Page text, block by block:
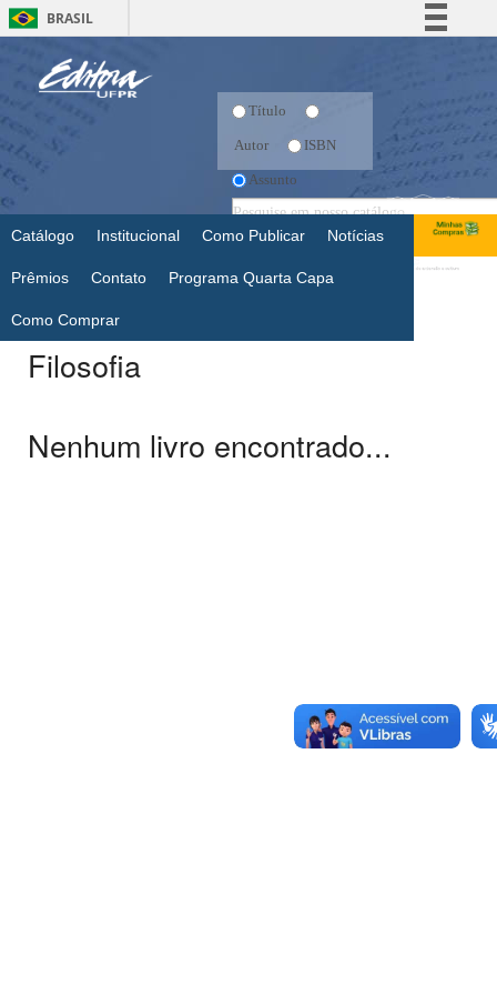
BRASIL
Acesso à informação
Legislação
Canais
Título
Autor ISBN
Assunto
Catálogo Institucional Como Publicar Notícias
Prêmios Contato Programa Quarta Capa
Como Comprar
Filosofia
Nenhum livro encontrado...